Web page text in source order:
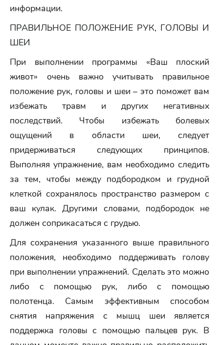
информации.
ПРАВИЛЬНОЕ ПОЛОЖЕНИЕ РУК, ГОЛОВЫ И
ШЕИ
При выполнении программы «Ваш плоский
живот» очень важно учитывать правильное
положение рук, головы и шеи – это поможет вам
избежать травм и других негативных
последствий. Чтобы избежать болевых
ощущений в области шеи, следует
придерживаться следующих принципов.
Выполняя упражнение, вам необходимо следить
за тем, чтобы между подбородком и грудной
клеткой сохранялось пространство размером с
ваш кулак. Другими словами, подбородок не
должен соприкасаться с грудью.
Для сохранения указанного выше правильного
положения, необходимо поддерживать голову
при выполнении упражнений. Сделать это можно
либо с помощью рук, либо с помощью
полотенца. Самым эффективным способом
снятия напряжения с мышц шеи является
поддержка головы с помощью пальцев рук. В